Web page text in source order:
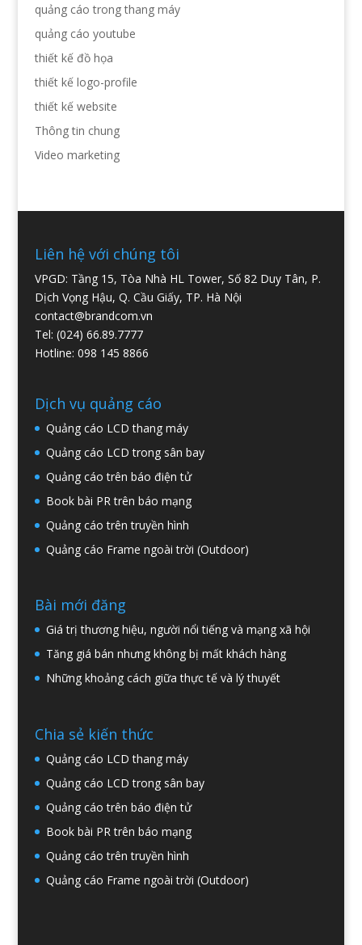
quảng cáo trong thang máy
quảng cáo youtube
thiết kế đồ họa
thiết kế logo-profile
thiết kế website
Thông tin chung
Video marketing
Liên hệ với chúng tôi
VPGD: Tầng 15, Tòa Nhà HL Tower, Số 82 Duy Tân, P.
Dịch Vọng Hậu, Q. Cầu Giấy, TP. Hà Nội
contact@brandcom.vn
Tel: (024) 66.89.7777
Hotline: 098 145 8866
Dịch vụ quảng cáo
Quảng cáo LCD thang máy
Quảng cáo LCD trong sân bay
Quảng cáo trên báo điện tử
Book bài PR trên báo mạng
Quảng cáo trên truyền hình
Quảng cáo Frame ngoài trời (Outdoor)
Bài mới đăng
Giá trị thương hiệu, người nổi tiếng và mạng xã hội
Tăng giá bán nhưng không bị mất khách hàng
Những khoảng cách giữa thực tế và lý thuyết
Chia sẻ kiến thức
Quảng cáo LCD thang máy
Quảng cáo LCD trong sân bay
Quảng cáo trên báo điện tử
Book bài PR trên báo mạng
Quảng cáo trên truyền hình
Quảng cáo Frame ngoài trời (Outdoor)